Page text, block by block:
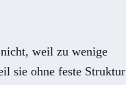
weil zu wenige
sie ohne feste Struktur